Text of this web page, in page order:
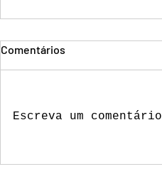
Comentários
Escreva um comentário